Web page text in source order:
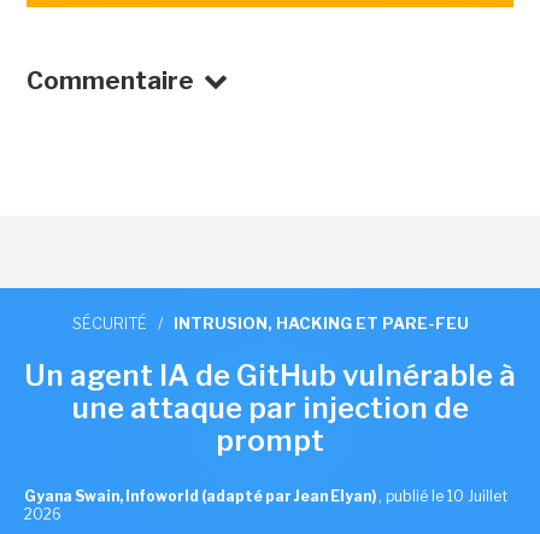
Commentaire
SÉCURITÉ / INTRUSION, HACKING ET PARE-FEU
Un agent IA de GitHub vulnérable à
une attaque par injection de
prompt
Gyana Swain, Infoworld (adapté par Jean Elyan) , publié le 10 Juillet
2026